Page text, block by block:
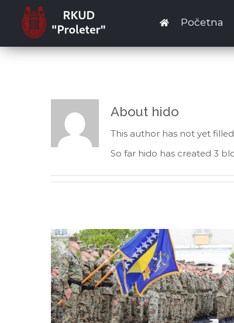
content
Početna
About hido
This author has not yet
So far hido has created 3